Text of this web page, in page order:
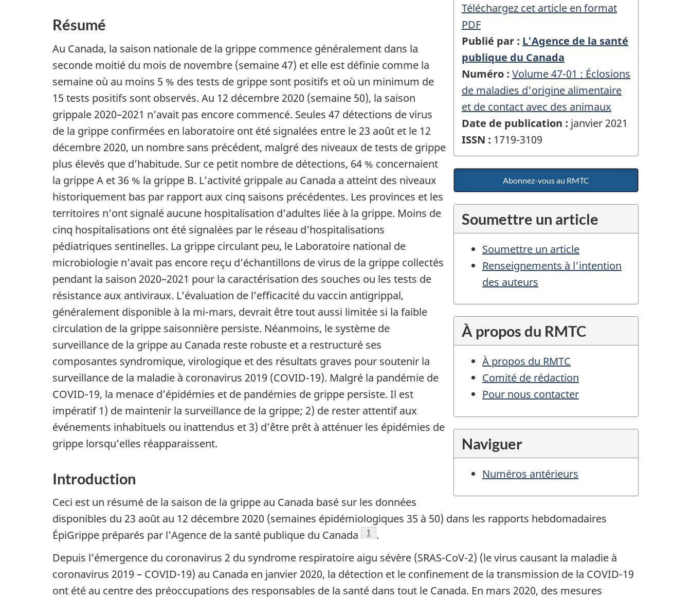
Téléchargez cet article en format
PDF
Publié par : L'Agence de la santé
publique du Canada
Numéro : Volume 47-01 : Éclosions
de maladies d'origine alimentaire
et de contact avec des animaux
Date de publication : janvier 2021
ISSN : 1719-3109
Abonnez-vous au RMTC
Soumettre un article
Soumettre un article
Renseignements à l'intention
des auteurs
À propos du RMTC
À propos du RMTC
Comité de rédaction
Pour nous contacter
Naviguer
Numéros antérieurs
Résumé
Au Canada, la saison nationale de la grippe commence généralement dans la
seconde moitié du mois de novembre (semaine 47) et elle est définie comme la
semaine où au moins 5 % des tests de grippe sont positifs et où un minimum de
15 tests positifs sont observés. Au 12 décembre 2020 (semaine 50), la saison
grippale 2020–2021 n’avait pas encore commencé. Seules 47 détections de virus
de la grippe confirmées en laboratoire ont été signalées entre le 23 août et le 12
décembre 2020, un nombre sans précédent, malgré des niveaux de tests de grippe
plus élevés que d’habitude. Sur ce petit nombre de détections, 64 % concernaient
la grippe A et 36 % la grippe B. L’activité grippale au Canada a atteint des niveaux
historiquement bas par rapport aux cinq saisons précédentes. Les provinces et les
territoires n’ont signalé aucune hospitalisation d’adultes liée à la grippe. Moins de
cinq hospitalisations ont été signalées par le réseau d’hospitalisations
pédiatriques sentinelles. La grippe circulant peu, le Laboratoire national de
microbiologie n’avait pas encore reçu d’échantillons de virus de la grippe collectés
pendant la saison 2020–2021 pour la caractérisation des souches ou les tests de
résistance aux antiviraux. L’évaluation de l’efficacité du vaccin antigrippal,
généralement disponible à la mi-mars, devrait être tout aussi limitée si la faible
circulation de la grippe saisonnière persiste. Néanmoins, le système de
surveillance de la grippe au Canada reste robuste et a restructuré ses
composantes syndromique, virologique et des résultats graves pour soutenir la
surveillance de la maladie à coronavirus 2019 (COVID-19). Malgré la pandémie de
COVID-19, la menace d’épidémies et de pandémies de grippe persiste. Il est
impératif 1) de maintenir la surveillance de la grippe; 2) de rester attentif aux
événements inhabituels ou inattendus et 3) d’être prêt à atténuer les épidémies de
grippe lorsqu’elles réapparaissent.
Introduction
Ceci est un résumé de la saison de la grippe au Canada basé sur les données
disponibles du 23 août au 12 décembre 2020 (semaines épidémiologiques 35 à 50) dans les rapports hebdomadaires
ÉpiGrippe préparés par l’Agence de la santé publique du Canada
Note de bas de page
1
.
Depuis l’émergence du coronavirus 2 du syndrome respiratoire aigu sévère (SRAS-CoV-2) (le virus causant la maladie à
coronavirus 2019 – COVID-19) au Canada en janvier 2020, la détection et le confinement de la transmission de la COVID-19
ont été au centre des préoccupations des responsables de la santé dans tout le Canada. En mars 2020, des mesures